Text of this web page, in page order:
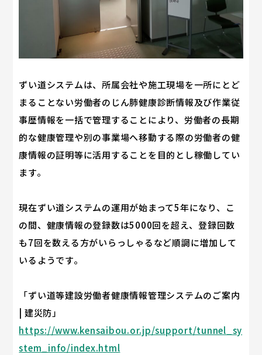
ずい道システムは、所属会社や施工現場を一所にとど
まることない労働者のじん肺健康診断情報及び作業従
事歴情報を一括で管理することにより、労働者の長期
的な健康管理や別の事業場へ移動する際の労働者の健
康情報の証明等に活用することを目的とし稼働してい
ます。
現在ずい道システムの運用が始まって5年になり、こ
の間、健康情報の登録数は5000回を超え、登録回数
も7回を数える方がいらっしゃるなど順調に増加して
いるようです。
「ずい道等建設労働者健康情報管理システムのご案内
| 建災防」
https://www.kensaibou.or.jp/support/tunnel_sy
stem_info/index.html